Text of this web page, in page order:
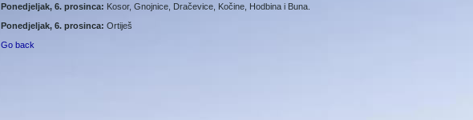
Ponedjeljak, 6. prosinca: Kosor, Gnojnice, Dračevice, Kočine, Hodbina i Buna.
Ponedjeljak, 6. prosinca: Ortiješ
Go back